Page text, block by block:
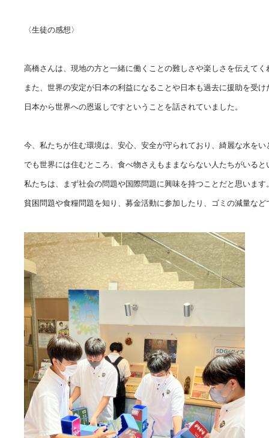
〈生徒の感想〉
高橋さんは、現地の方と一緒に働くことの難しさや楽しさを伝えてく
また、世界の安定が日本の利益になることや日本も過去に援助を受
日本から世界への恩返しですということを話されていました。
今、私たちが住む環境は、安心、安全が守られており、綺麗な水を
でも世界には住むところ、食べ物さえもままならない人たちがいる
私たちは、まず社会の問題や国際問題に興味を持つことだと思います
貧困問題や食糧問題を知り、募金活動に参加したり、ゴミの減量な